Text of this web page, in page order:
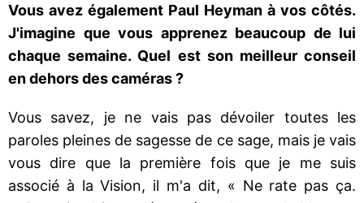
Vous avez également Paul Heyman à vos côtés.
J'imagine que vous apprenez beaucoup de lui
chaque semaine. Quel est son meilleur conseil
en dehors des caméras ?
Vous savez, je ne vais pas dévoiler toutes les
paroles pleines de sagesse de ce sage, mais je vais
vous dire que la première fois que je me suis
associé à la Vision, il m'a dit, « Ne rate pas ça.